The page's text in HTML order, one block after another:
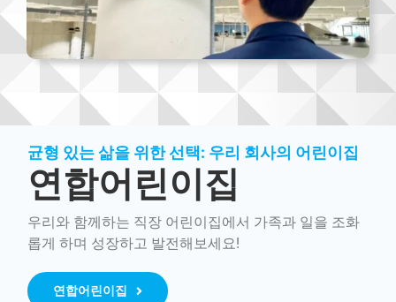
균형 있는 삶을 위한 선택: 우리 회사의 어린이집
연합어린이집
우리와 함께하는 직장 어린이집에서 가족과 일을 조화
롭게 하며 성장하고 발전해보세요!
연합어린이집